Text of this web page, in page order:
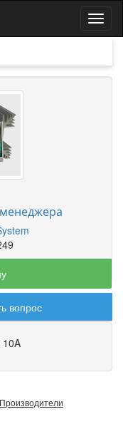
вопрос
10A
Производители